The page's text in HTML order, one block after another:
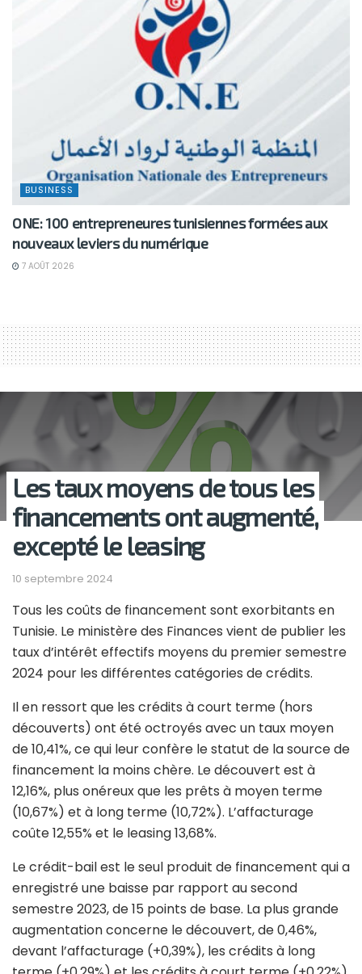
BUSINESS
ONE: 100 entrepreneures tunisiennes formées aux
nouveaux leviers du numérique
7 AOÛT 2026
Les taux moyens de tous les
financements ont augmenté,
excepté le leasing
10 septembre 2024
Tous les coûts de financement sont exorbitants en
Tunisie. Le ministère des Finances vient de publier les
taux d’intérêt effectifs moyens du premier semestre
2024 pour les différentes catégories de crédits.
Il en ressort que les crédits à court terme (hors
découverts) ont été octroyés avec un taux moyen
de 10,41%, ce qui leur confère le statut de la source de
financement la moins chère. Le découvert est à
12,16%, plus onéreux que les prêts à moyen terme
(10,67%) et à long terme (10,72%). L’affacturage
coûte 12,55% et le leasing 13,68%.
Le crédit-bail est le seul produit de financement qui a
enregistré une baisse par rapport au second
semestre 2023, de 15 points de base. La plus grande
augmentation concerne le découvert, de 0,46%,
devant l’affacturage (+0,39%), les crédits à long